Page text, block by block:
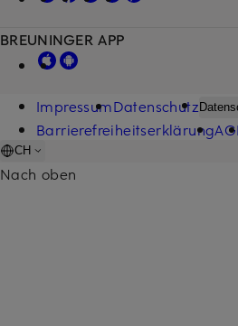
BREUNINGER APP
ImpressumDatenschutz
Barrierefreiheitserklärung
CH
Nach oben